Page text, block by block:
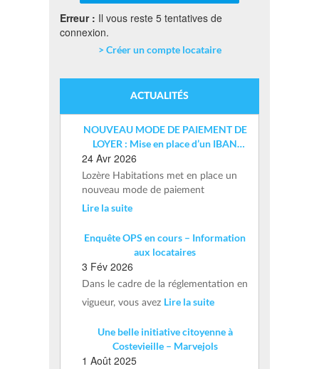
Erreur : Il vous reste 5 tentatives de
connexion.
> Créer un compte locataire
ACTUALITÉS
NOUVEAU MODE DE PAIEMENT DE
LOYER : Mise en place d’un IBAN
24 Avr 2026
Lozère Habitations met en place un
nouveau mode de paiement
Lire la suite
Enquête OPS en cours – Information
aux locataires
3 Fév 2026
Dans le cadre de la réglementation en
vigueur, vous avez Lire la suite
Une belle initiative citoyenne à
Costevieille – Marvejols
1 Août 2025